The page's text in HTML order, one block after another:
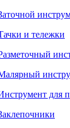
и тележки
для